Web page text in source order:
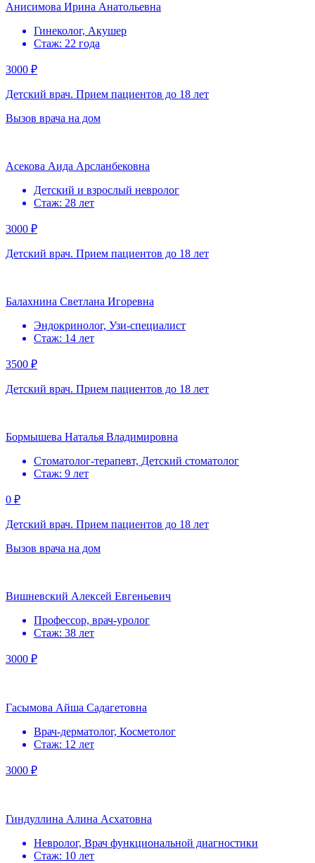
Анисимова Ирина Анатольевна
Гинеколог, Акушер
Стаж: 22 года
3000 ₽
Детский врач. Прием пациентов до 18 лет
Вызов врача на дом
Асекова Аида Арсланбековна
Детский и взрослый невролог
Стаж: 28 лет
3000 ₽
Детский врач. Прием пациентов до 18 лет
Балахнина Светлана Игоревна
Эндокринолог, Узи-специалист
Стаж: 14 лет
3500 ₽
Детский врач. Прием пациентов до 18 лет
Бормышева Наталья Владимировна
Стоматолог-терапевт, Детский стоматолог
Стаж: 9 лет
0 ₽
Детский врач. Прием пациентов до 18 лет
Вызов врача на дом
Вишневский Алексей Евгеньевич
Профессор, врач-уролог
Стаж: 38 лет
3000 ₽
Гасымова Айша Садагетовна
Врач-дерматолог, Косметолог
Стаж: 12 лет
3000 ₽
Гиндуллина Алина Асхатовна
Невролог, Врач функциональной диагностики
Стаж: 10 лет